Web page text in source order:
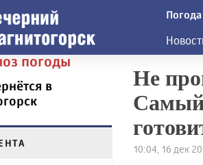
погоды
в
Не
Самый
10:04, 16 дек